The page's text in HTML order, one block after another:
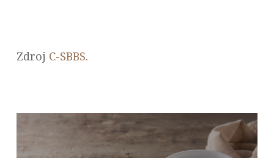
Zdroj C-SBBS.